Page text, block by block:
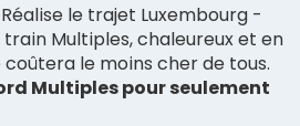
le trajet Luxembourg -
train Multiples, chaleureux et en
le moins cher de tous.
Multiples pour seulement